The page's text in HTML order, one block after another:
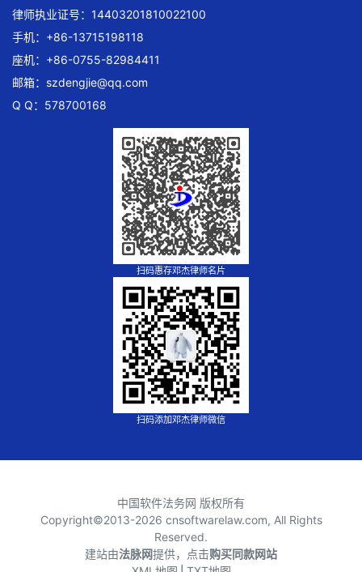
律师执业证号：14403201810022100
手机：+86-13715198118
座机：+86-0755-82984411
邮箱： szdengjie@qq.com
Q Q：578700168
扫码惠存邓杰律师名片
扫码添加邓杰律师微信
中国软件法务网 版权所有
Copyright©2013-2026 cnsoftwarelaw.com, All Rights
Reserved.
建站由法脉网提供，点击购买同款网站